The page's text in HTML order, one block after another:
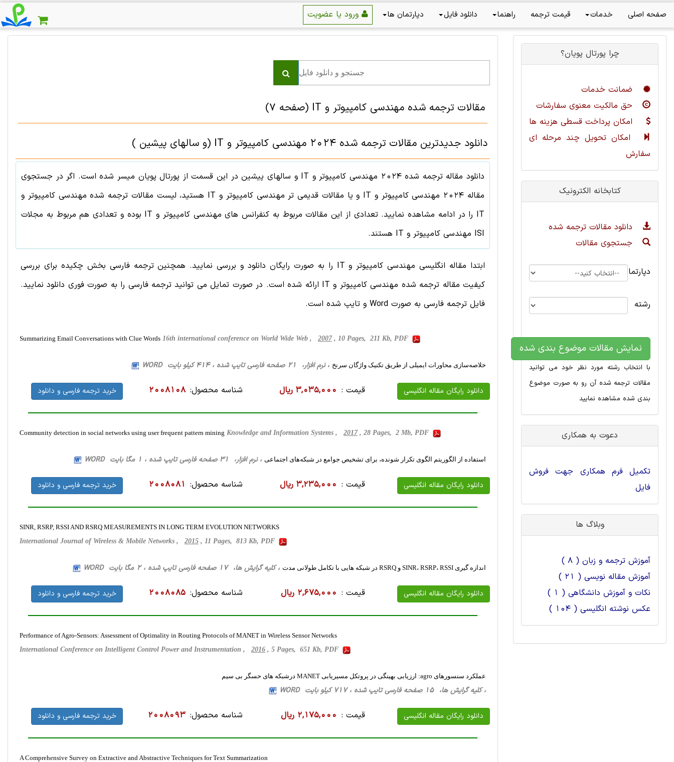
صفحه اصلی خدمات قیمت ترجمه راهنما دانلود فایل دپارتمان ها
مقالات ترجمه شده مهندسی کامپیوتر و IT (صفحه 7)
دانلود جدیدترین مقالات ترجمه شده 2024 مهندسی کامپیوتر و IT (و سالهای پیشین )
دانلود مقاله ترجمه شده2024 مهندسی کامپیوتر و IT
و سالهای پیشین در این قسمت از پورتال پویان میسر شده است. اگر در جستجوی
مقاله 2024 مهندسی کامپیوتر و IT و یا مقالات قدیمی تر مهندسی کامپیوتر و IT هستید، لیست مقالات ترجمه شده مهندسی کامپیوتر و
IT را در ادامه مشاهده نمایید. تعدادی از این مقالات مربوط به کنفرانس های مهندسی کامپیوتر و IT
بوده و تعدادی هم مربوط به مجلات
ISI مهندسی کامپیوتر و IT هستند.
ابتدا مقاله انگلیسی مهندسی کامپیوتر و IT را به صورت رایگان دانلود و بررسی نمایید. همچنین ترجمه فارسی بخش چکیده برای بررسی
کیفیت مقاله ترجمه شده مهندسی کامپیوتر و IT ارائه شده است. در صورت تمایل می توانید ترجمه فارسی را به صورت فوری دانلود نمایید.
فایل ترجمه فارسی به صورت Word و تایپ شده است.
Summarizing Email Conversations with Clue Words 16th international conference on World Wide Web , 2007, 10 Pages, 211 Kb, PDF
خلاصه‌سازی محاورات ایمیلی از طریق تکنیک واژگان سرنخ ، نرم افزار، 21 صفحه فارسی تایپ شده ، 414 کیلو بایت WORD
دانلود رایگان مقاله انگلیسی قیمت : 3,035,000 ریال شناسه محصول: 2008108 خرید ترجمه فارسی و دانلود
Community detection in social networks using user frequent pattern mining Knowledge and Information Systems , 2017, 28 Pages, 2 Mb, PDF
استفاده از الگوریتم الگوی تکرار شونده، برای تشخیص جوامع در شبکه‌های اجتماعی ، نرم افزار، 31 صفحه فارسی تایپ شده ، 1 مگا بایت WORD
دانلود رایگان مقاله انگلیسی قیمت : 3,235,000 ریال شناسه محصول: 2008081 خرید ترجمه فارسی و دانلود
SINR, RSRP, RSSI AND RSRQ MEASUREMENTS IN LONG TERM EVOLUTION NETWORKS
International Journal of Wireless & Mobile Networks , 2015 , 11 Pages, 813 Kb, PDF
اندازه گیری SINR، RSRP، RSSI و RSRQ در شبکه هایی با تکامل طولانی مدت ، کلیه گرایش ها، 17 صفحه فارسی تایپ شده ، 2 مگا بایت WORD
دانلود رایگان مقاله انگلیسی قیمت : 2,675,000 ریال شناسه محصول: 2008085 خرید ترجمه فارسی و دانلود
Performance of Agro-Sensors: Assessment of Optimality in Routing Protocols of MANET in Wireless Sensor Networks
International Conference on Intelligent Control Power and Instrumentation , 2016 , 5 Pages, 651 Kb, PDF
عملکرد سنسورهای agro: ارزیابی بهینگی در پروتکل مسیریابی MANET درشبکه های حسگر بی سیم
، کلیه گرایش ها، 15 صفحه فارسی تایپ شده ، 717 کیلو بایت WORD
دانلود رایگان مقاله انگلیسی قیمت : 2,175,000 ریال شناسه محصول: 2008093 خرید ترجمه فارسی و دانلود
A Comprehensive Survey on Extractive and Abstractive Techniques for Text Summarization
چرا پورتال پویان؟
ضمانت خدمات
حق مالکیت معنوی سفارشات
امکان پرداخت قسطی هزینه ها
امکان تحویل چند مرحله ای
سفارش
کتابخانه الکترونیک
دانلود مقالات ترجمه شده
جستجوی مقالات
دپارتمان
رشته
نمایش مقالات موضوع بندی شده
با انتخاب رشته مورد نظر خود می توانید
مقالات ترجمه شده آن رو به صورت موضوع
بندی شده مشاهده نمایید
دعوت به همکاری
تکمیل فرم همکاری جهت فروش
فایل
وبلاگ ها
آموزش ترجمه و زبان ( 8 )
آموزش مقاله نویسی ( 21 )
نکات و آموزش دانشگاهی ( 1 )
عکس نوشته انگلیسی ( 104 )